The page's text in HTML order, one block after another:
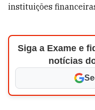
instituições
Siga a Exame e
notícias